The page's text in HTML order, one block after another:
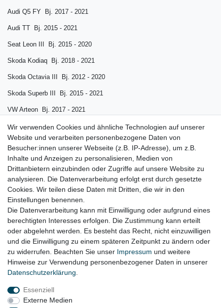
Audi Q5 FY Bj. 2017 - 2021
Audi TT Bj. 2015 - 2021
Seat Leon III Bj. 2015 - 2020
Skoda Kodiaq Bj. 2018 - 2021
Skoda Octavia III Bj. 2012 - 2020
Skoda Superb III Bj. 2015 - 2021
VW Arteon Bj. 2017 - 2021
VW Golf 7 Bj. 2015 - 2020
VW Passat B8 Bj. 2015 - 2022
VW Polo AW Bj. 2017 - 2020
VW Tiguan II Bj. 2016 - 2021
VW Touran II Bj. 2015 - 2018
Lieferzeit etwa 1 bis 3 Werktage
Wir verwenden Cookies und ähnliche Technologien auf unserer
Website und verarbeiten personenbezogene Daten von
Besucher:innen unserer Webseite (z.B. IP-Adresse), um z.B.
Inhalte und Anzeigen zu personalisieren, Medien von
Drittanbietern einzubinden oder Zugriffe auf unsere Website zu
analysieren. Die Datenverarbeitung erfolgt erst durch gesetzte
Cookies. Wir teilen diese Daten mit Dritten, die wir in den
Einstellungen benennen.
Die Datenverarbeitung kann mit Einwilligung oder aufgrund eines
berechtigten Interesses erfolgen. Die Zustimmung kann erteilt
oder abgelehnt werden. Es besteht das Recht, nicht einzuwilligen
und die Einwilligung zu einem späteren Zeitpunkt zu ändern oder
zu widerrufen. Beachten Sie unser Impressum und weitere
Hinweise zur Verwendung personenbezogener Daten in unserer
Daten­schutz­erklärung
Essenziell
Externe Medien
Impressum
Widerrufs­recht